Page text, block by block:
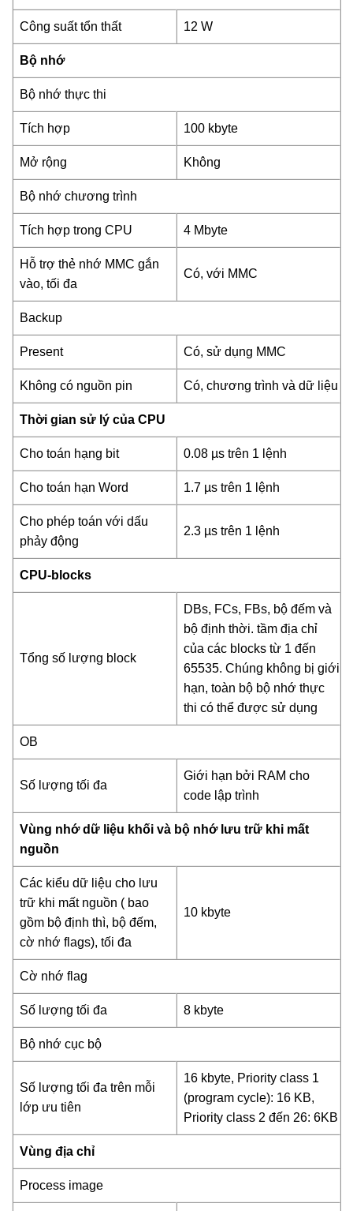
Công suất tổn thất 12 W
Bộ nhớ
Bộ nhớ thực thi
Tích hợp 100 kbyte
Mở rộng Không
Bộ nhớ chương trình
Tích hợp trong CPU 4 Mbyte
Hỗ trợ thẻ nhớ MMC gắn
vào, tối đa
Có, với MMC
Backup
Present Có, sử dụng MMC
Không có nguồn pin Có, chương trình và dữ liệu
Thời gian sử lý của CPU
Cho toán hạng bit 0.08 µs trên 1 lệnh
Cho toán hạn Word 1.7 µs trên 1 lệnh
Cho phép toán với dấu
phảy động
2.3 µs trên 1 lệnh
CPU-blocks
Tổng số lượng block
DBs, FCs, FBs, bộ đếm và
bộ định thời. tầm địa chỉ
của các blocks từ 1 đến
65535. Chúng không bị giới
hạn, toàn bộ bộ nhớ thực
thi có thể được sử dụng
OB
Số lượng tối đa
Giới hạn bởi RAM cho
code lập trình
Vùng nhớ dữ liệu khối và bộ nhớ lưu trữ khi mất
nguồn
Các kiểu dữ liệu cho lưu
trữ khi mất nguồn ( bao
gồm bộ định thì, bộ đếm,
cờ nhớ flags), tối đa
10 kbyte
Cờ nhớ flag
Số lượng tối đa 8 kbyte
Bộ nhớ cục bộ
Số lượng tối đa trên mỗi
lớp ưu tiên
16 kbyte, Priority class 1
(program cycle): 16 KB,
Priority class 2 đến 26: 6KB
Vùng địa chỉ
Process image